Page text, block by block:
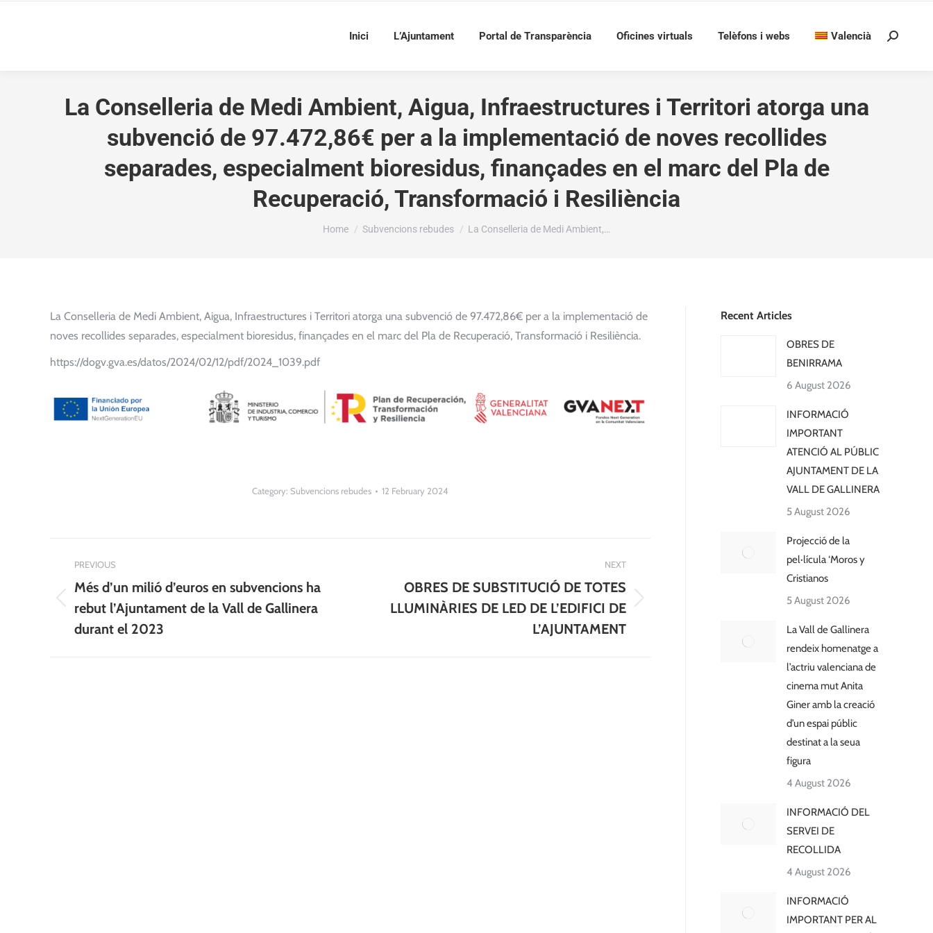
Inici L’Ajuntament Portal de Transparència Oficines virtuals Telèfons i webs Valencià Search:
La Conselleria de Medi Ambient, Aigua, Infraestructures i Territori atorga una
subvenció de 97.472,86€ per a la implementació de noves recollides
separades, especialment bioresidus, finançades en el marc del Pla de
Recuperació, Transformació i Resiliència
You are here:
Home Subvencions rebudes La Conselleria de Medi Ambient,…
La Conselleria de Medi Ambient, Aigua, Infraestructures i Territori atorga una subvenció de 97.472,86€ per a la implementació de
noves recollides separades, especialment bioresidus, finançades en el marc del Pla de Recuperació, Transformació i Resiliència.
https://dogv.gva.es/datos/2024/02/12/pdf/2024_1039.pdf
Category: Subvencions rebudes 12 February 2024
navigation
PREVIOUS
Previous
post:
Més d’un milió d’euros en subvencions ha
rebut l’Ajuntament de la Vall de Gallinera
durant el 2023
NEXT
Next
OBRES DE SUBSTITUCIÓ DE TOTES
LLUMINÀRIES DE LED DE L’EDIFICI DE
L’AJUNTAMENT
Recent Articles
OBRES DE
BENIRRAMA
6 August 2026
INFORMACIÓ
IMPORTANT
ATENCIÓ AL PÚBLIC
AJUNTAMENT DE LA
VALL DE GALLINERA
5 August 2026
Projecció de la
pel·lícula ‘Moros y
Cristianos
5 August 2026
La Vall de Gallinera
rendeix homenatge a
l’actriu valenciana de
cinema mut Anita
Giner amb la creació
d’un espai públic
destinat a la seua
figura
4 August 2026
INFORMACIÓ DEL
SERVEI DE
RECOLLIDA
4 August 2026
INFORMACIÓ
IMPORTANT PER AL